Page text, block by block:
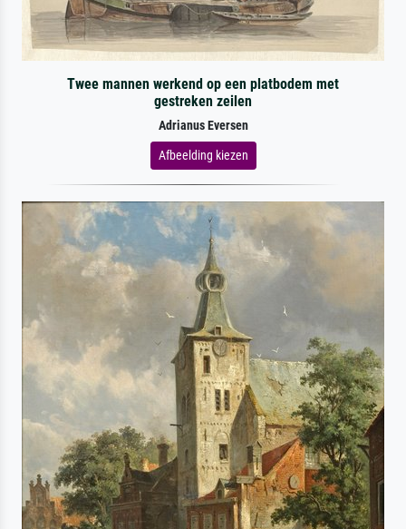
Twee mannen werkend op een platbodem met
gestreken zeilen
Adrianus Eversen
Afbeelding kiezen